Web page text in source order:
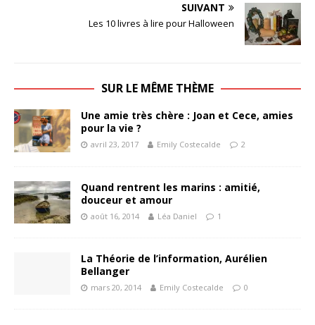
SUIVANT
Les 10 livres à lire pour Halloween
SUR LE MÊME THÈME
Une amie très chère : Joan et Cece, amies
pour la vie ?
avril 23, 2017 Emily Costecalde 2
Quand rentrent les marins : amitié,
douceur et amour
août 16, 2014 Léa Daniel 1
La Théorie de l’information, Aurélien
Bellanger
mars 20, 2014 Emily Costecalde 0